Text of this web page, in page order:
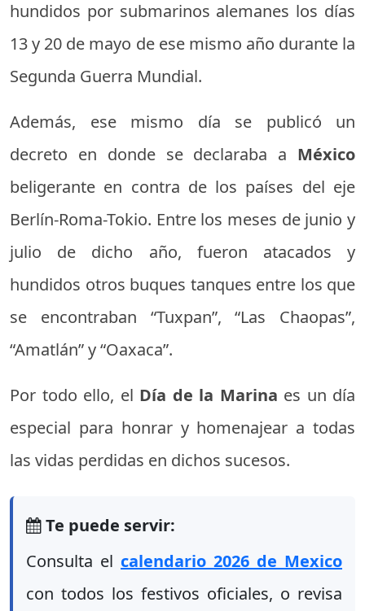
hundidos por submarinos alemanes los días
13 y 20 de mayo de ese mismo año durante la
Segunda Guerra Mundial.
Además, ese mismo día se publicó un
decreto en donde se declaraba a México
beligerante en contra de los países del eje
Berlín-Roma-Tokio. Entre los meses de junio y
julio de dicho año, fueron atacados y
hundidos otros buques tanques entre los que
se encontraban “Tuxpan”, “Las Chaopas”,
“Amatlán” y “Oaxaca”.
Por todo ello, el Día de la Marina es un día
especial para honrar y homenajear a todas
las vidas perdidas en dichos sucesos.
Te puede servir:
Consulta el calendario 2026 de Mexico
con todos los festivos oficiales, o revisa